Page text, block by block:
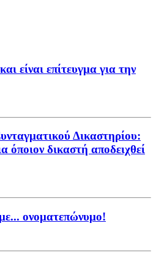
είναι επίτευγμα για την
Δικαστηρίου:
όποιον δικαστή αποδειχθεί
ονοματεπώνυμο!